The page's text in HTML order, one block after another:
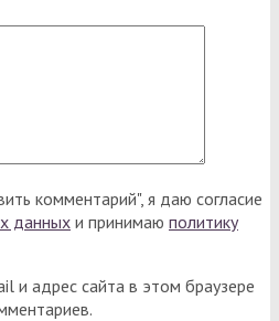
комментарий", я даю согласие
данных и принимаю политику
и адрес сайта в этом браузере